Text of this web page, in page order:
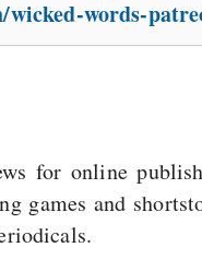
wicked-words-
for online
games and